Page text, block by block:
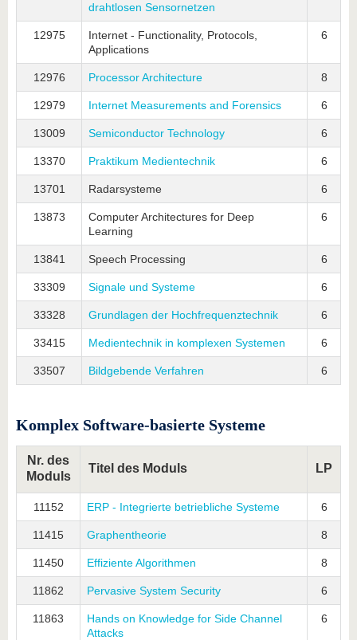
drahtlosen Sensornetzen
12975
Internet - Functionality, Protocols,
Applications
6
12976 Processor Architecture 8
12979 Internet Measurements and Forensics 6
13009 Semiconductor Technology 6
13370 Praktikum Medientechnik 6
13701 Radarsysteme 6
13873
Computer Architectures for Deep
Learning
6
13841 Speech Processing 6
33309 Signale und Systeme 6
33328 Grundlagen der Hochfrequenztechnik 6
33415 Medientechnik in komplexen Systemen 6
33507 Bildgebende Verfahren 6
Komplex Software-basierte Systeme
Nr. des
Moduls
Titel des Moduls LP
11152 ERP - Integrierte betriebliche Systeme 6
11415 Graphentheorie 8
11450 Effiziente Algorithmen 8
11862 Pervasive System Security 6
11863
Hands on Knowledge for Side Channel
Attacks
6